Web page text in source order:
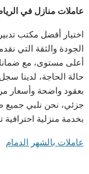
عاملات منازل في
اختيار أفضل مكتب
الجودة والثقة التي
أعلى مستوى، مع
حالة الحاجة، لدينا
بعقود واضحة وأسعار
جزئي، نحن نلبي جميع
بخدمة منزلية
عاملات بالشهر الدمام